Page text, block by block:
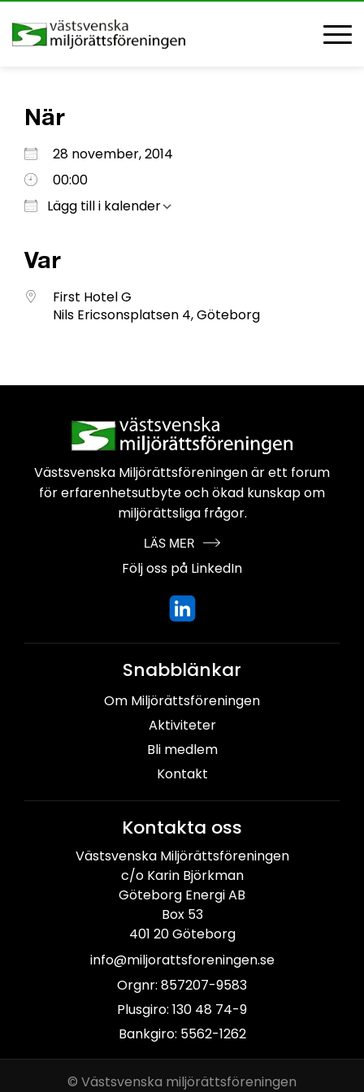
När
28 november, 2014
00:00
Lägg till i kalender
Ladda ner ICS
Var
First Hotel G
Nils Ericsonsplatsen 4, Göteborg
Västsvenska Miljörättsföreningen ärett forum
för erfarenhetsutbyte ochökad kunskap om
miljörättsliga frågor.
LÄS MER
Följ oss på LinkedIn
Snabblänkar
Om Miljörättsföreningen
Aktiviteter
Bli medlem
Kontakt
Kontakta oss
Västsvenska Miljörättsföreningen
c/o Karin Björkman
Göteborg Energi AB
Box 53
401 20 Göteborg
info@miljorattsforeningen.se
Orgnr: 857207-9583
Plusgiro: 130 48 74-9
Bankgiro: 5562-1262
© Västsvenska miljörättsföreningen